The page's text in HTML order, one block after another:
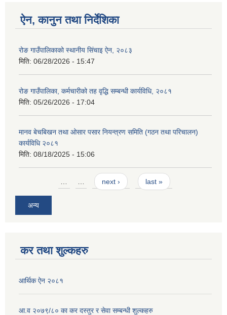
ऐन, कानुन तथा निर्देशिका
रोङ गाउँपालिकाको स्थानीय सिंचाइ ऐन, २०८३
मिति: 06/28/2026 - 15:47
रोङ गाउँपालिका, कर्मचारीको तह वृद्धि सम्बन्धी कार्यविधि, २०८१
मिति: 05/26/2026 - 17:04
मानव बेचबिखन तथा ओसार पसार नियन्त्रण समिति (गठन तथा परिचालन)
कार्यविधि २०८१
मिति: 08/18/2025 - 15:06
… … next › last »
अन्य
कर तथा शुल्कहरु
आर्थिक ऐन २०८१
आ.व २०७९/८० का कर दस्तुर र सेवा सम्बन्धी शुल्कहरु